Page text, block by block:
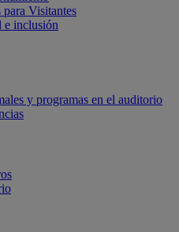
para Visitantes
e inclusión
y programas en el auditorio